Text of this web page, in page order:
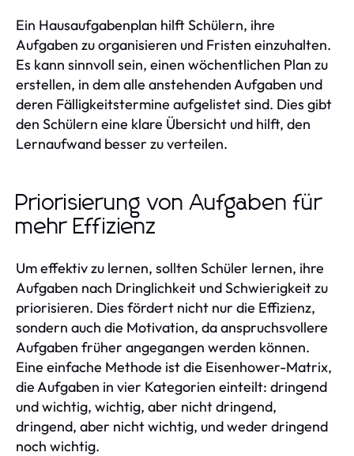
Ein Hausaufgabenplan hilft Schülern, ihre
Aufgaben zu organisieren und Fristen einzuhalten.
Es kann sinnvoll sein, einen wöchentlichen Plan zu
erstellen, in dem alle anstehenden Aufgaben und
deren Fälligkeitstermine aufgelistet sind. Dies gibt
den Schülern eine klare Übersicht und hilft, den
Lernaufwand besser zu verteilen.
Priorisierung von Aufgaben für
mehr Effizienz
Um effektiv zu lernen, sollten Schüler lernen, ihre
Aufgaben nach Dringlichkeit und Schwierigkeit zu
priorisieren. Dies fördert nicht nur die Effizienz,
sondern auch die Motivation, da anspruchsvollere
Aufgaben früher angegangen werden können.
Eine einfache Methode ist die Eisenhower-Matrix,
die Aufgaben in vier Kategorien einteilt: dringend
und wichtig, wichtig, aber nicht dringend,
dringend, aber nicht wichtig, und weder dringend
noch wichtig.